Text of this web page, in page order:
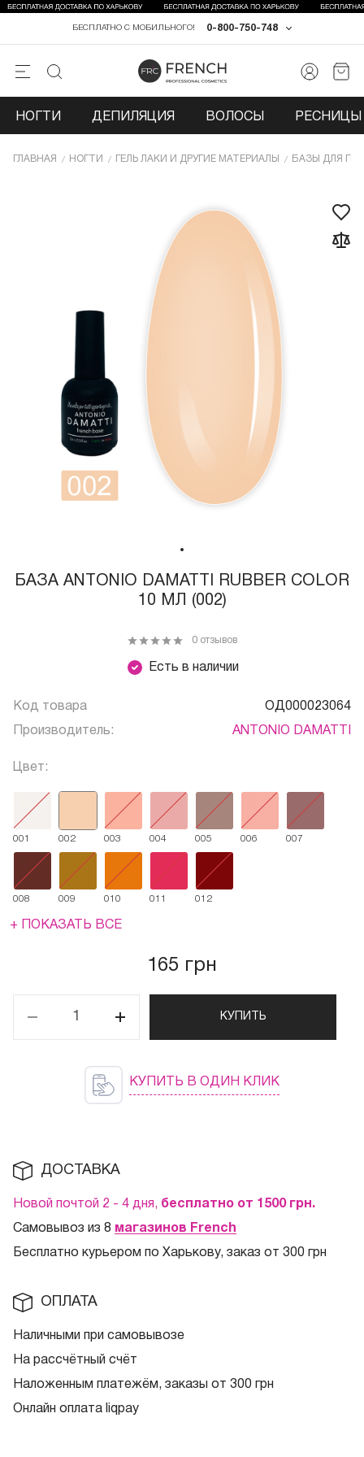
0-800-750-748
БЕСПЛАТНО С МОБИЛЬНОГО!
НОГТИ ДЕПИЛЯЦИЯ ВОЛОСЫ РЕСНИЦЫ
ГЛАВНАЯ НОГТИ ГЕЛЬ ЛАКИ И ДРУГИЕ МАТЕРИАЛЫ БАЗЫ ДЛЯ
БАЗА ANTONIO DAMATTI RUBBER COLOR
10 МЛ (002)
Есть в наличии
0 отзывов
Код товара ОД000023064
Производитель: ANTONIO DAMATTI
Цвет:
001 002 003 004 005 006 007
008 009 010 011 012
+ ПОКАЗАТЬ ВСЕ
165 грн
КУПИТЬ
КУПИТЬ В ОДИН КЛИК
ДОСТАВКА
Новой почтой 2 - 4 дня, бесплатно от 1500 грн.
Самовывоз из 8 магазинов French
Бесплатно курьером по Харькову, заказ от 300 грн
ОПЛАТА
Наличными при самовывозе
На рассчётный счёт
Наложенным платежём, заказы от 300 грн
Онлайн оплата liqpay